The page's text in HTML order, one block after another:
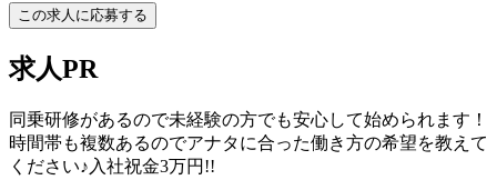
この求人に応募する
求人PR
同乗研修があるので未経験の方でも安心して始められます！
時間帯も複数あるのでアナタに合った働き方の希望を教えて
ください♪入社祝金3万円!!